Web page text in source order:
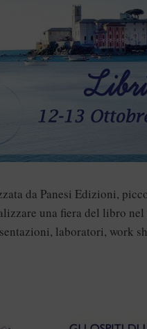
da Panesi Edizioni,
una fiera del libro
laboratori, work